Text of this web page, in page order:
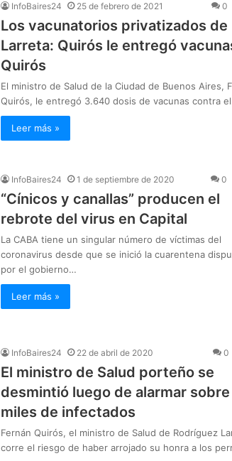
InfoBaires24 25 de febrero de 2021 0
Los vacunatorios privatizados de
Larreta: Quirós le entregó
Quirós
El ministro de Salud de la Ciudad de Buenos Aires,
Quirós, le entregó 3.640 dosis de vacunas contra
Leer más »
InfoBaires24 1 de septiembre de 2020 0
“Cínicos y canallas” producen el
rebrote del virus en Capital
La CABA tiene un singular número de víctimas del
coronavirus desde que se inició la cuarentena
por el gobierno…
Leer más »
InfoBaires24 22 de abril de 2020 0
El ministro de Salud porteño se
desmintió luego de alarmar sobre
miles de infectados
Fernán Quirós, el ministro de Salud de Rodríguez
corre el riesgo de haber arrojado su honra a los